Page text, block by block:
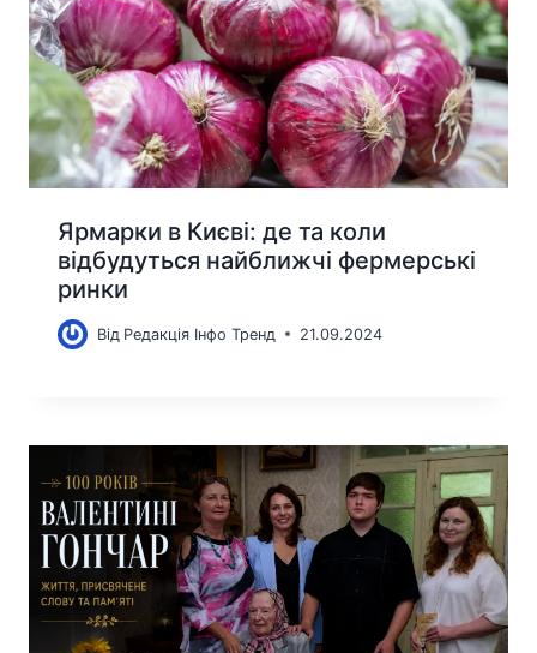
Ярмарки в Києві: де та коли
відбудуться найближчі фермерські
ринки
Від Редакція Інфо Тренд 21.09.2024